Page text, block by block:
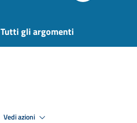
Tutti gli argomenti
Vedi azioni